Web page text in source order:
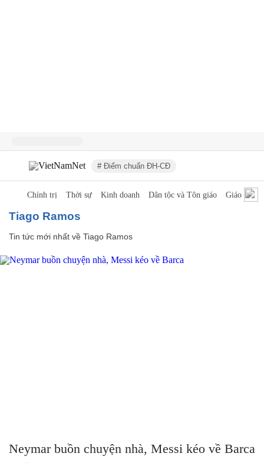
# Điểm chuẩn ĐH-CĐ
Chính trị Thời sự Kinh doanh Dân tộc và Tôn giáo Giáo dục
Tiago Ramos
Tin tức mới nhất về Tiago Ramos
Neymar buồn chuyện nhà, Messi kéo về Barca